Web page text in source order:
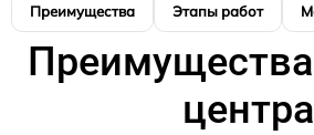
Преимущества Этапы работ
центра